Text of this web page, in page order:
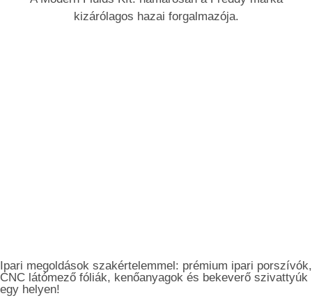
kizárólagos hazai forgalmazója.
Ipari megoldások szakértelemmel: prémium ipari porszívók,
CNC látómező fóliák, kenőanyagok és bekeverő szivattyúk
egy helyen!